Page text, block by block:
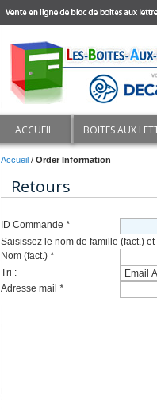
ACCUEIL BOITES AUX
Accueil / Order Information
Retours
ID Commande *
Saisissez le nom de famille (fact.)
Nom (fact.) *
Tri :
Adresse mail *